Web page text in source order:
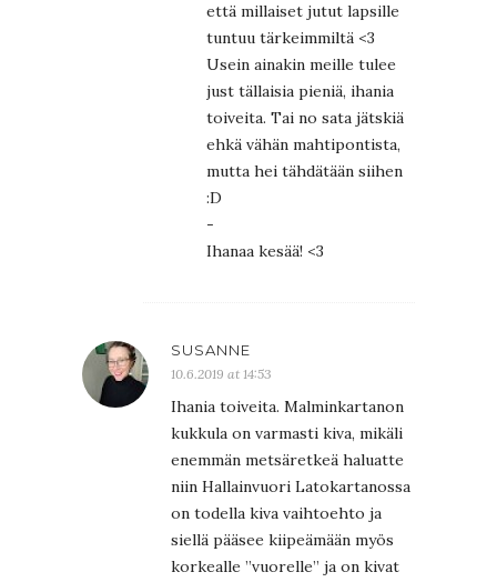
että millaiset jutut lapsille
tuntuu tärkeimmiltä <3
Usein ainakin meille tulee
just tällaisia pieniä, ihania
toiveita. Tai no sata jätskiä
ehkä vähän mahtipontista,
mutta hei tähdätään siihen
:D
-
Ihanaa kesää! <3
SUSANNE
10.6.2019 at 14:53
Ihania toiveita. Malminkartanon
kukkula on varmasti kiva, mikäli
enemmän metsäretkeä haluatte
niin Hallainvuori Latokartanossa
on todella kiva vaihtoehto ja
siellä pääsee kiipeämään myös
korkealle ”vuorelle” ja on kivat